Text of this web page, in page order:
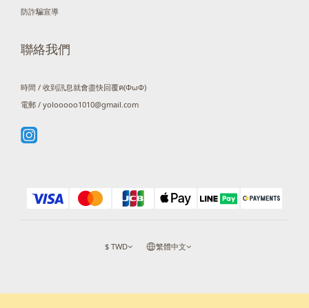
防詐騙宣導
聯絡我們
時間 / 收到訊息就會盡快回覆ฅ(ΦωΦ)
電郵 / yolooooo1010@gmail.com
$ TWD 繁體中文